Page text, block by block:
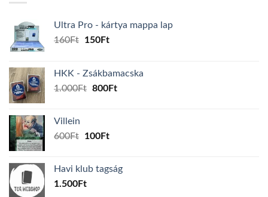
Ultra Pro - kártya mappa lap
160Ft
Original
160Ft.
150FtCurrent
150Ft.
HKK - Zsákbamacska
1.000Ft Original
800FtCurrent
Villein
600Ft
Original
600Ft.
100FtCurrent
100Ft.
Havi klub tagság
1.500Ft